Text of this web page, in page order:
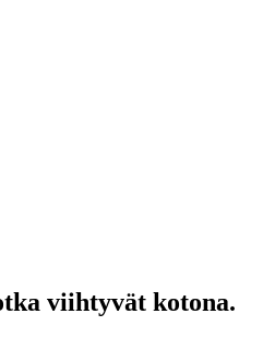
viihtyvät kotona.